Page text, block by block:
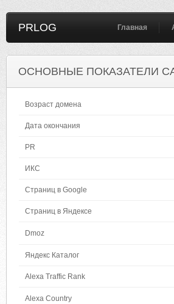
PRLOG Главная
ОСНОВНЫЕ ПОКАЗАТЕЛИ
Возраст домена
Дата окончания
PR
ИКС
Страниц в Google
Страниц в Яндексе
Dmoz
Яндекс Каталог
Alexa Traffic Rank
Alexa Country